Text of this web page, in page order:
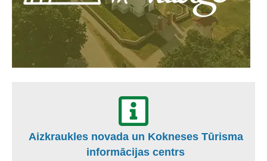
Aizkraukles novada un Kokneses Tūrisma
informācijas centrs